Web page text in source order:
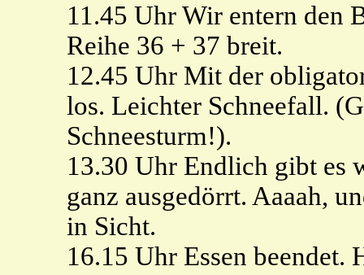
11.45 Uhr Wir entern den
Reihe 36 + 37 breit.
12.45 Uhr Mit der
los. Leichter Schneefall.
Schneesturm!).
13.30 Uhr Endlich gibt es
ganz ausgedörrt. Aaaah,
in Sicht.
16.15 Uhr Essen beendet.